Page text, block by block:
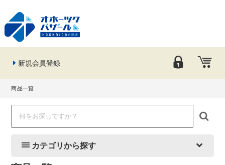
新規会員登録
商品一覧
カテゴリから探す